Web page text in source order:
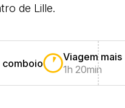
de Lille.
Viagem mais
1h 20min